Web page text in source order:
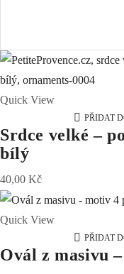
Quick View
PŘIDAT
Srdce velké –
bílý
40,00 Kč
Quick View
PŘIDAT
Ovál z masivu